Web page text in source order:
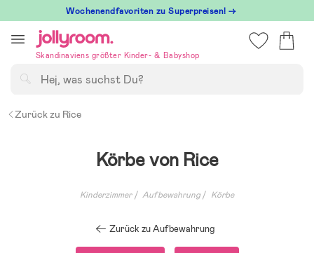
till
innehållet
Wochenendfavoriten zu Superpreisen! →
Skandinaviens größter Kinder- & Babyshop
Zurück zu Rice
Körbe von Rice
Kinderzimmer Aufbewahrung Körbe
Zurück zu Aufbewahrung